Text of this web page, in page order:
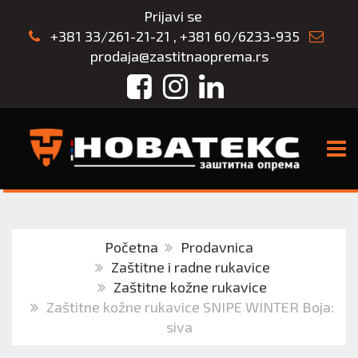
Prijavi se
+381 33/261-21-21 , +381 60/6233-935
prodaja@zastitnaoprema.rs
FacebookInstagram
LinkedIn
Početna
Prodavnica
Zaštitne i radne rukavice
Zaštitne kožne rukavice
Zaštitne kožne rukavice SNIPE WINTER Boja:
siva